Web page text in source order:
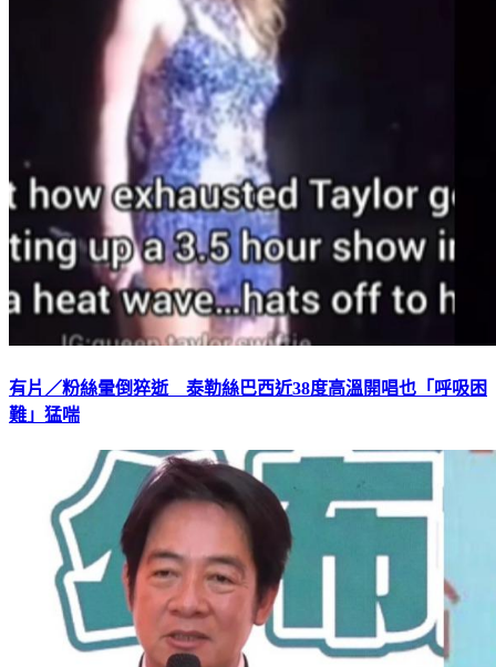
有片／粉絲暈倒猝逝 泰勒絲巴西近38度高溫開唱也「呼吸困
難」猛喘